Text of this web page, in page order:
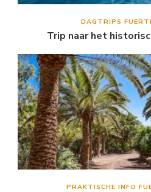
DAGTRIPS
Trip naar het
PRAKTISCHE INFO